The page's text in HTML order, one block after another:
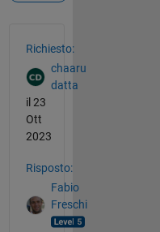
Richiesto:
chaaru
datta
il 23
Ott
2023
Risposto:
Fabio
Freschi